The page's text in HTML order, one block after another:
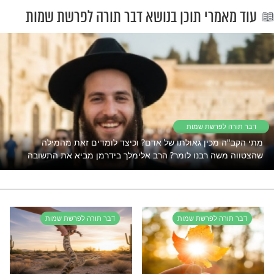
מקבלים פרקתהילים יומילווטסאפ?
בהקלקה קטנה ופשוטה אל
התהילים הגדולה בעולם, ותזכו
מתפילת הרבים, ביחד עם יותר
מהירה -
chat.whatsapp.com/
המשפחה בעוד יהודים יקרים
תורה יש כח לפעול ישועות?נסו את זה